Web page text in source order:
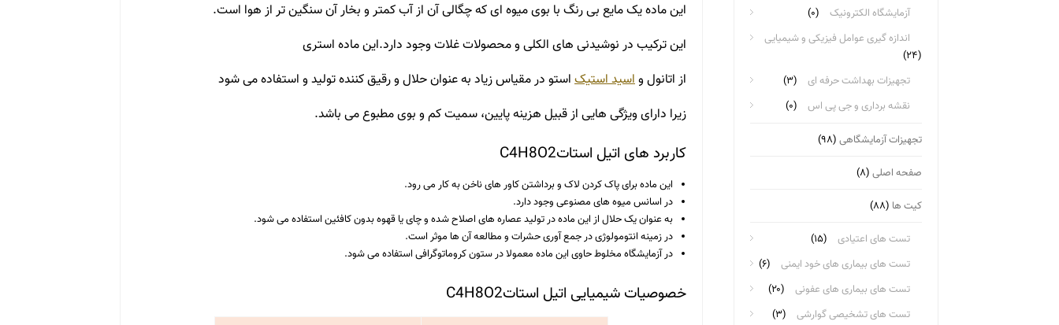
این ماده یک مایع بی رنگ با بوی میوه ای که چگالی آن از آب کمتر و بخار آن سنگین تر از هوا است.
این ترکیب در نوشیدنی های الکلی و محصولات غلات وجود دارد.این ماده استری
از اتانول واسید استیک استو در مقیاس زیاد به عنوان حلال و رقیق کننده تولید و استفاده می شود
زیرا دارای ویژگی هایی از قبیل هزینه پایین، سمیت کم و بوی مطبوع می باشد.
کاربرد های اتیل استاتC4H8O2
این ماده برای پاک کردن لاک و برداشتن کاور های ناخن به کار می رود.
در اسانس میوه های مصنوعی وجود دارد.
به عنوان یک حلال از این ماده در تولید عصاره های اصلاح شده و چای یا قهوه بدون کافئین استفاده می شود.
در زمینه انتومولوژی در جمع آوری حشرات و مطالعه آن ها موثر است.
در آزمایشگاه مخلوط حاوی این ماده معمولا در ستون کروماتوگرافی استفاده می شود.
خصوصیات شیمیایی اتیل استاتC4H8O2
آزمایشگاه الکترونیک
(۰)
اندازه گیری عوامل فیزیکی و شیمیایی
(۲۴)
تجهیزات بهداشت حرفه ای
(۳)
نقشه برداری و جی پی اس
(۰)
تجهیزات آزمایشگاهی (۹۸)
صفحه اصلی (۸)
کیت ها (۸۸)
تست های اعتیادی
(۱۵)
تست های بیماری های خود ایمنی
(۶)
تست های بیماری های عفونی
(۲۰)
تست های تشخیصی گوارشی
(۳)